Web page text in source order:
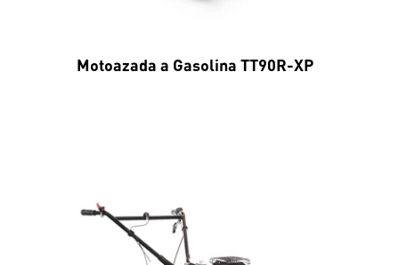
Motoazada a Gasolina TT90R-XP